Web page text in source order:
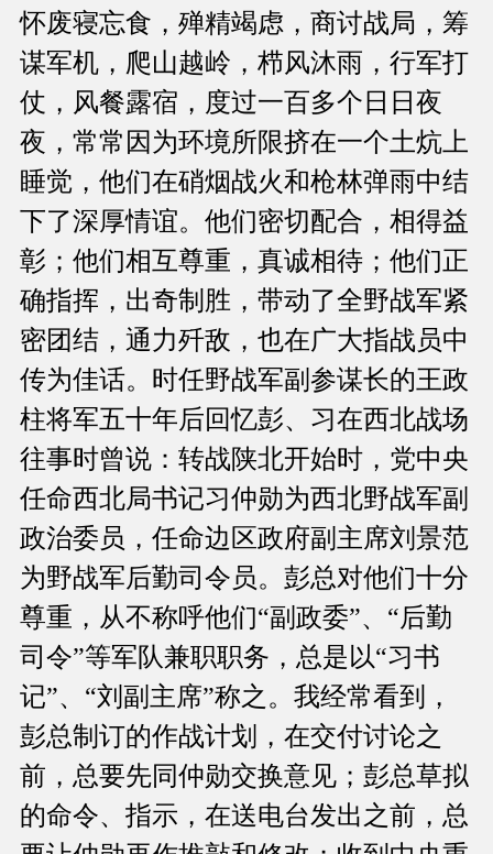
怀废寝忘食，殚精竭虑，商讨战局，筹
谋军机，爬山越岭，栉风沐雨，行军打
仗，风餐露宿，度过一百多个日日夜
夜，常常因为环境所限挤在一个土炕上
睡觉，他们在硝烟战火和枪林弹雨中结
下了深厚情谊。他们密切配合，相得益
彰；他们相互尊重，真诚相待；他们正
确指挥，出奇制胜，带动了全野战军紧
密团结，通力歼敌，也在广大指战员中
传为佳话。时任野战军副参谋长的王政
柱将军五十年后回忆彭、习在西北战场
往事时曾说：转战陕北开始时，党中央
任命西北局书记习仲勋为西北野战军副
政治委员，任命边区政府副主席刘景范
为野战军后勤司令员。彭总对他们十分
尊重，从不称呼他们“副政委”、“后勤
司令”等军队兼职职务，总是以“习书
记”、“刘副主席”称之。我经常看到，
彭总制订的作战计划，在交付讨论之
前，总要先同仲勋交换意见；彭总草拟
的命令、指示，在送电台发出之前，总